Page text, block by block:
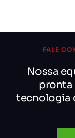
FALE
Nossa
pronta
tecnologia